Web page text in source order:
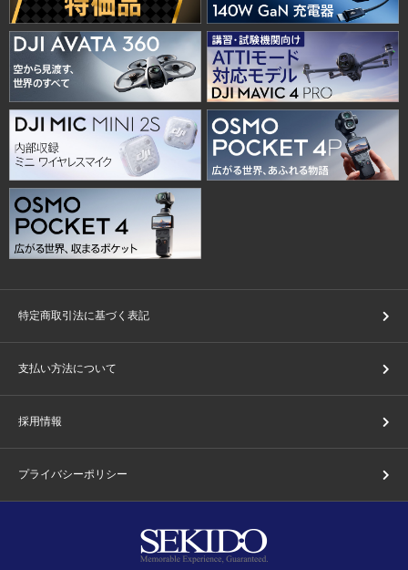
特定商取引法に基づく表記
支払い方法について
採用情報
プライバシーポリシー